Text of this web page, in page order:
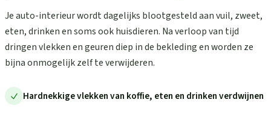
Je auto-interieur wordt dagelijks blootgesteld aan vuil, zweet,
eten, drinken en soms ook huisdieren. Na verloop van tijd
dringen vlekken en geuren diep in de bekleding en worden ze
bijna onmogelijk zelf te verwijderen.
Hardnekkige vlekken van koffie, eten en drinken verdwijnen